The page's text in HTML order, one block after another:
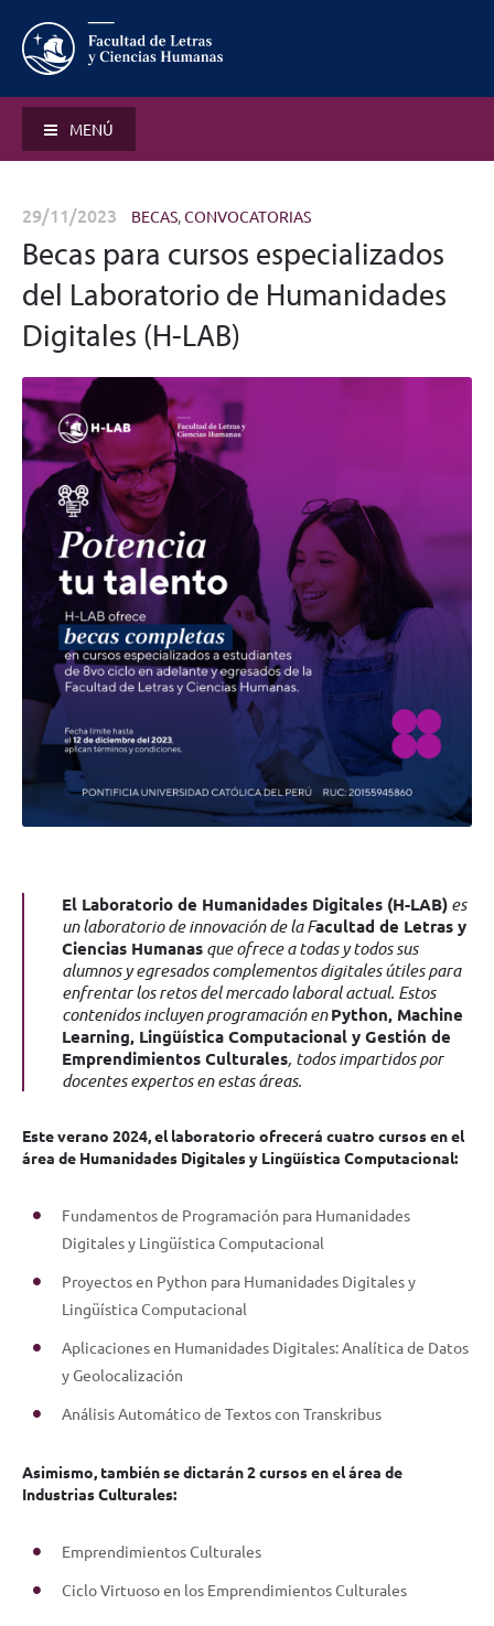
MENÚ
29/11/2023 BECAS,CONVOCATORIAS
Becas para cursos especializados
del Laboratorio de Humanidades
Digitales (H-LAB)
El Laboratorio de Humanidades Digitales (H-LAB) es
un laboratorio de innovación de la Facultad de Letras y
Ciencias Humanas que ofrece a todas y todos sus
alumnos y egresados complementos digitales útiles para
enfrentar los retos del mercado laboral actual. Estos
contenidos incluyen programación enPython, Machine
Learning, Lingüística Computacional y Gestión de
Emprendimientos Culturales, todos impartidos por
docentes expertos en estas áreas.
Este verano 2024, el laboratorio ofrecerá cuatro cursos en el
área de Humanidades Digitales y Lingüística Computacional:
Fundamentos de Programación para Humanidades
Digitales y Lingüística Computacional
Proyectos en Python para Humanidades Digitales y
Lingüística Computacional
Aplicaciones en Humanidades Digitales: Analítica de Datos
y Geolocalización
Análisis Automático de Textos con Transkribus
Asimismo, también sedictarán2 cursos en el área de
Industrias Culturales:
Emprendimientos Culturales
Ciclo Virtuoso en los Emprendimientos Culturales